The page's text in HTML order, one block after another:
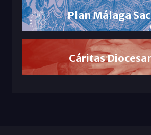
Plan Málaga
Cáritas